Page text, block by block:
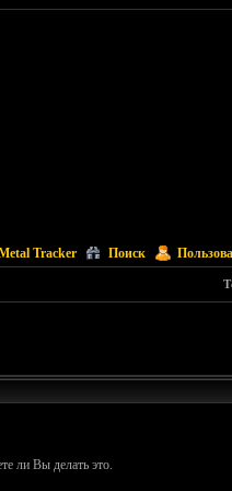
Tracker Поиск
ли Вы делать это.